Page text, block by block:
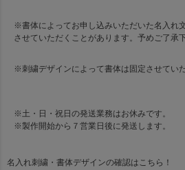
※書体によってお申し込みいただいた名入れ
させていただくことがあります。予めご了承下
※刺繍デザインによって書体は固定させてい
※土・日・祝日の発送業務はお休みです。
※製作開始から７営業日後に発送します。
名入れ刺繍・書体デザインの確認は こちら！